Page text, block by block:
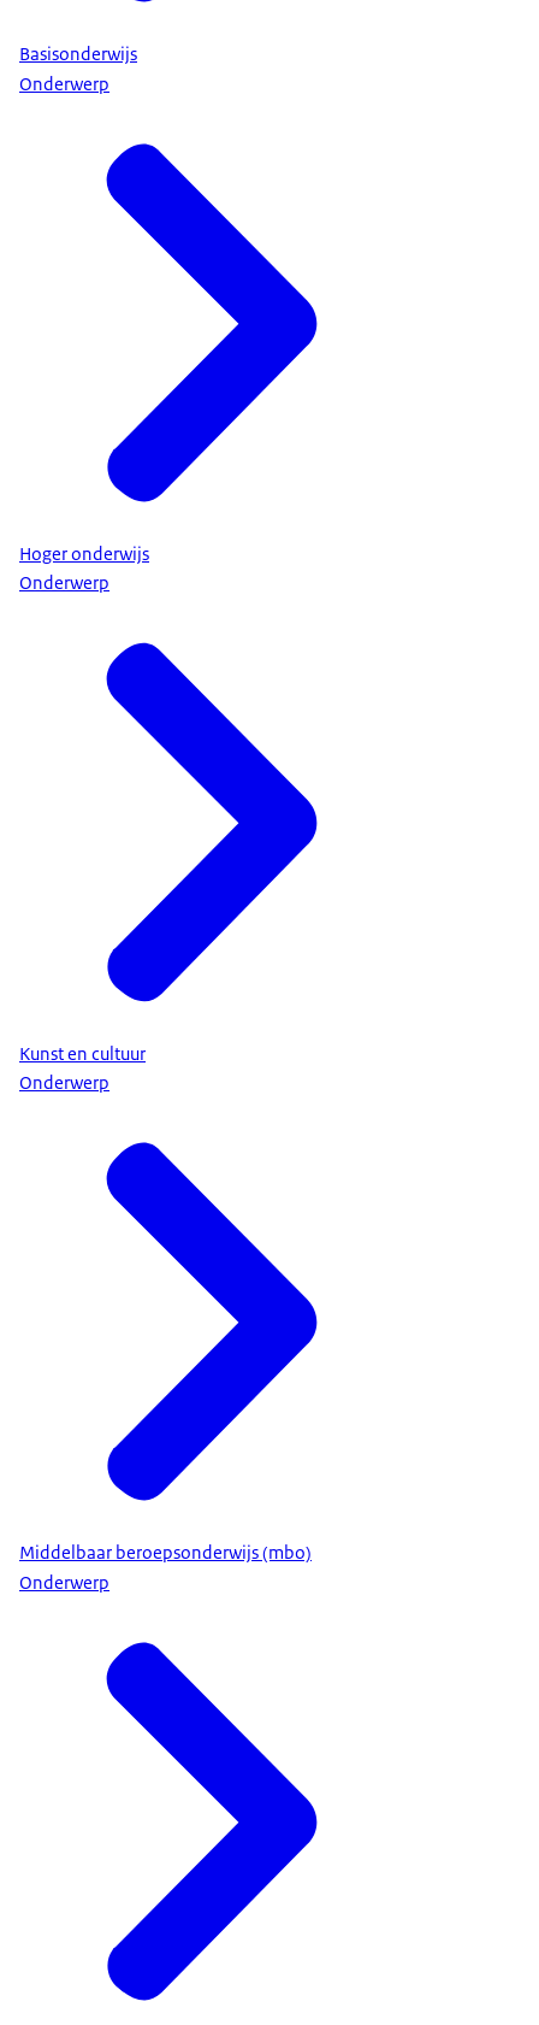
Basisonderwijs
Onderwerp
Hoger onderwijs
Onderwerp
Kunst en cultuur
Onderwerp
Middelbaar beroepsonderwijs (mbo)
Onderwerp